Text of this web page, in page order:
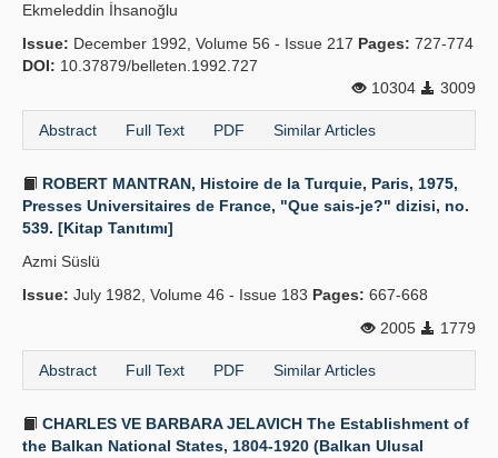
Ekmeleddin İhsanoğlu
Issue: December 1992, Volume 56 - Issue 217 Pages: 727-774
DOI: 10.37879/belleten.1992.727
10304
3009
Abstract Full Text PDF Similar Articles
ROBERT MANTRAN, Histoire de la Turquie, Paris, 1975,
Presses Universitaires de France, "Que sais-je?" dizisi, no.
539. [Kitap Tanıtımı]
Azmi Süslü
Issue: July 1982, Volume 46 - Issue 183 Pages: 667-668
2005
1779
Abstract Full Text PDF Similar Articles
CHARLES VE BARBARA JELAVICH The Establishment of
the Balkan National States, 1804-1920 (Balkan Ulusal